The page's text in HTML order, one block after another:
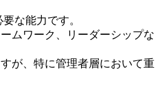
な能力です。
ムワーク、リーダーシップな
が、特に管理者層において重